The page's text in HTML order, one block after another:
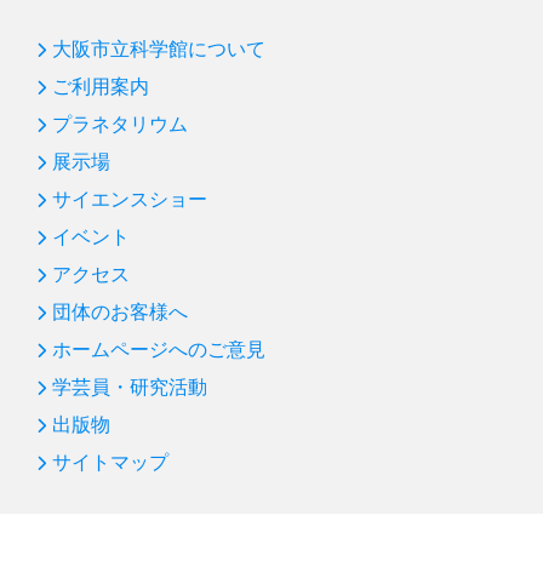
第87回サイエンスショー「飛ばしてみよう！」
第86回 プラネタリウム「オーロラ」
第85回 サイエンスショー「バランス大実験」
新年のごあいさつ
第84回 プラネタリウム「ビッグバン～宇宙ヒストリア
～」
第83回 サイエンスショー「水の科学」：凍らない水
第82回 プラネタリウム「宇宙人をさがす冴えたやり方
―沈黙のフライバイ」
第81回 「はやぶさ２」 プラネタリウム＆企画展につい
て
第80回 サイエンスショー「空気パワー」
大阪市立科学館について
ご利用案内
プラネタリウム
展示場
サイエンスショー
イベント
アクセス
団体のお客様へ
ホームページへのご意見
学芸員・研究活動
出版物
サイトマップ